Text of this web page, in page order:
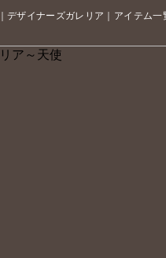
デザイナーズガレリア アイテム一